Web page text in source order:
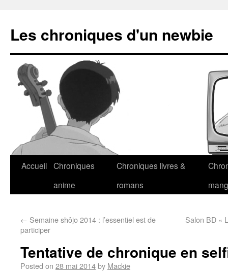
Les chroniques d'un newbie
Accueil Chroniques
anime
Chroniques livres &
romans
← Semaine shôjo 2014 : l’essentiel est de
participer
Salon BD «
Tentative de chronique en
Posted on 28 mai 2014by Mackie